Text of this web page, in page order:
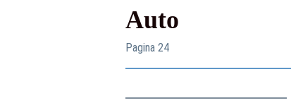
Auto
Pagina 24